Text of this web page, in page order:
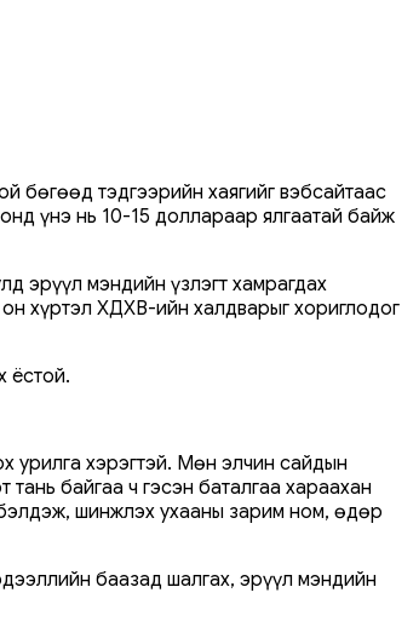
бөгөөд тэдгээрийн хаягийг вэбсайтаас
үнэ нь 10-15 доллараар ялгаатай байж
эрүүл мэндийн үзлэгт хамрагдах
хүртэл ХДХВ-ийн халдварыг хориглодог
ёстой.
урилга хэрэгтэй. Мөн элчин сайдын
байгаа ч гэсэн баталгаа хараахан
шинжлэх ухааны зарим ном, өдөр
баазад шалгах, эрүүл мэндийн